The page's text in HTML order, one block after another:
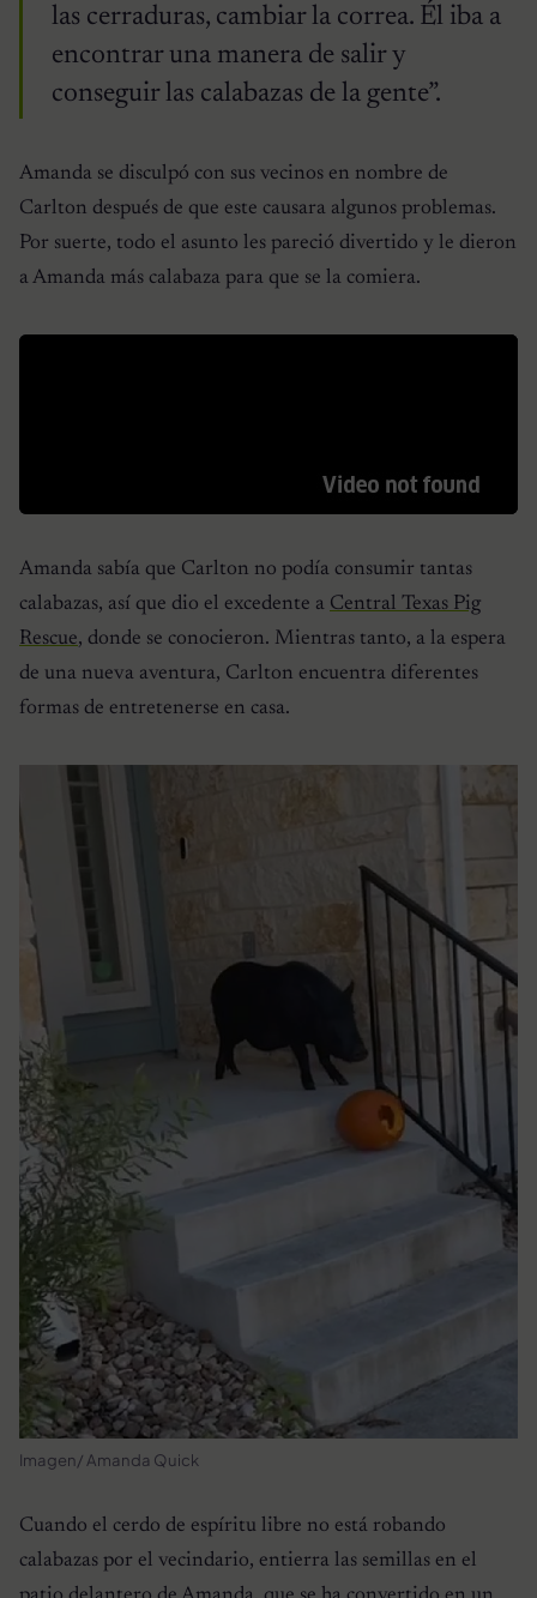
las cerraduras, cambiar la correa. Él iba a
encontrar una manera de salir y
conseguir las calabazas de la gente”.
Amanda se disculpó con sus vecinos en nombre de
Carlton después de que este causara algunos problemas.
Por suerte, todo el asunto les pareció divertido y le dieron
a Amanda más calabaza para que se la comiera.
Amanda sabía que Carlton no podía consumir tantas
calabazas, así que dio el excedente a Central Texas Pig
Rescue, donde se conocieron. Mientras tanto, a la espera
de una nueva aventura, Carlton encuentra diferentes
formas de entretenerse en casa.
Imagen/ Amanda Quick
Cuando el cerdo de espíritu libre no está robando
calabazas por el vecindario, entierra las semillas en el